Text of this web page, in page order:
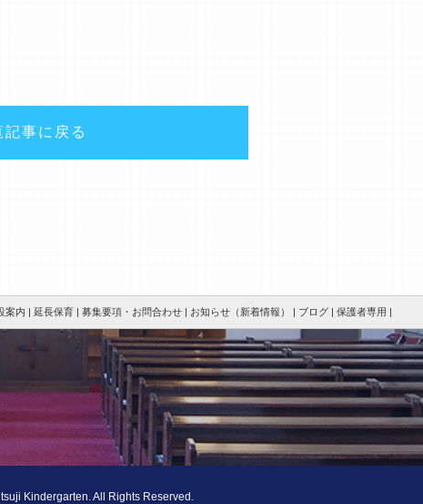
記事に戻る
案内 | 延長保育 | 募集要項・お問合わせ | お知らせ（新着情報） | ブログ | 保護者専用 |
Kindergarten. All Rights Reserved.